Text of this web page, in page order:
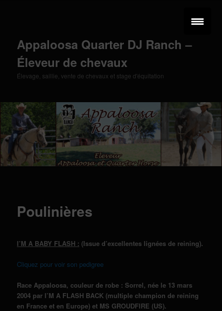
Appaloosa Quarter DJ Ranch –
Éleveur de chevaux
Élevage, saillie, vente de chevaux et stage d'équitation
Poulinières
I’M A BABY FLASH : (Issue d’excellentes lignées de reining).
Cliquez pour voir son pedigree
Race Appaloosa, couleur de robe : Sorrel, née le 13 mars
2004 par I’M A FLASH BACK (multiple champion de reining
en France et en Europe) et MS GROUDFIRE (US).